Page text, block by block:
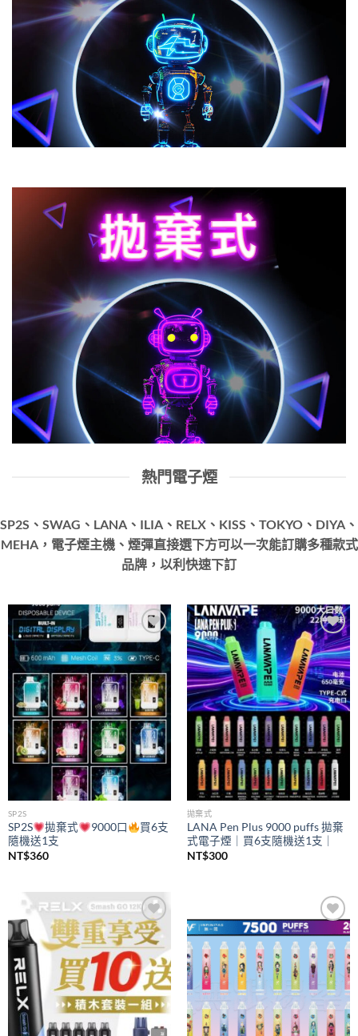
熱門電子煙
SP2S、SWAG、LANA、ILIA、RELX、KISS、TOKYO、DIYA、
MEHA，電子煙主機、煙彈直接選下方可以一次能訂購多種款式
品牌，以利快速下訂
Add to
wishlist
SP2S
SP2S 拋棄式 9000口
買6支
隨機送1支
NT$360
Add to
wishlist
拋棄式
LANA Pen Plus 9000 puffs 拋棄
式電子煙｜買6支隨機送1支｜
NT$300
Add to
wishlist
Add to
wishlist